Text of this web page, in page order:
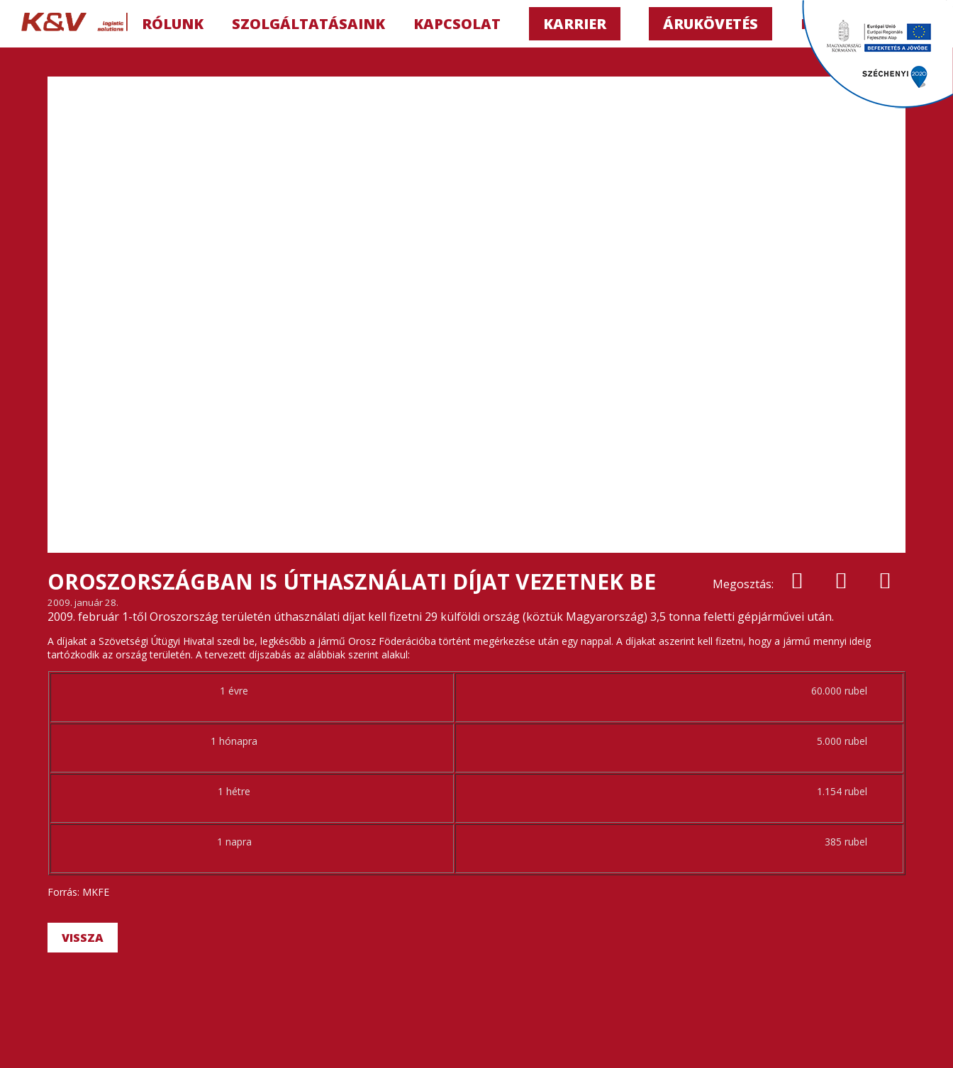
RÓLUNK SZOLGÁLTATÁSAINK KAPCSOLAT KARRIER ÁRUKÖVETÉS HU ▼
Megosztás:
OROSZORSZÁGBAN IS ÚTHASZNÁLATI DÍJAT VEZETNEK BE
2009. január 28.
2009. február 1-től Oroszország területén úthasználati díjat kell fizetni 29 külföldi ország (köztük Magyarország) 3,5 tonna feletti gépjárművei után.
A díjakat a Szövetségi Útügyi Hivatal szedi be, legkésőbb a jármű Orosz Föderációba történt megérkezése után egy nappal. A díjakat aszerint kell fizetni, hogy a jármű mennyi ideig
tartózkodik az ország területén. A tervezett díjszabás az alábbiak szerint alakul:
1 évre 60.000 rubel
1 hónapra 5.000 rubel
1 hétre 1.154 rubel
1 napra 385 rubel
Forrás: MKFE
VISSZA